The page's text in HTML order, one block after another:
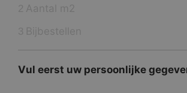
Vul eerst uw persoonlijke